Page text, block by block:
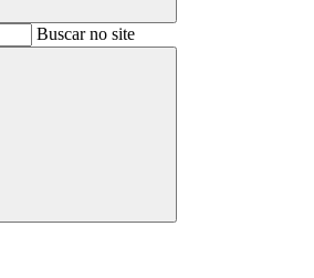
BuscarBuscar no site
Buscar